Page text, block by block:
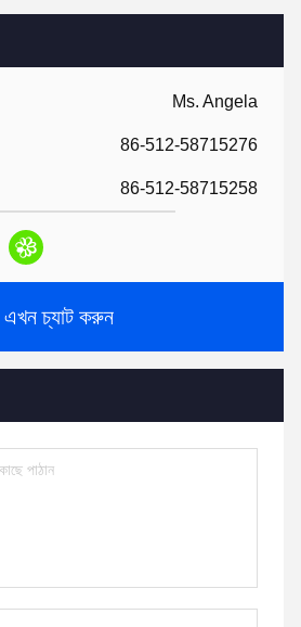
Ms. Angela
86-512-58715276
86-512-58715258
এখন চ্যাট করুন